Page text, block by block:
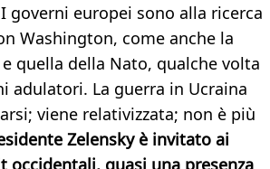
governi europei sono alla ricerca
Washington, come anche la
e quella della Nato, qualche volta
adulatori. La guerra in Ucraina
viene relativizzata; non è più
Zelensky è invitato ai
occidentali, quasi una presenza